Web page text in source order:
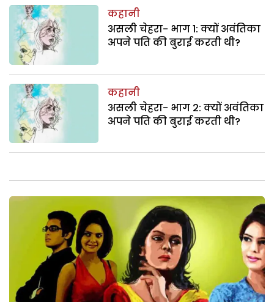
कहानी
असली चेहरा- भाग 1: क्यों अवंतिका
अपने पति की बुराई करती थी?
कहानी
असली चेहरा- भाग 2: क्यों अवंतिका
अपने पति की बुराई करती थी?